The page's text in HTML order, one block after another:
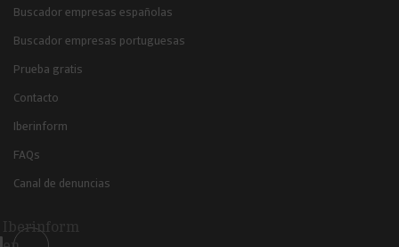
Buscador empresas españolas
Buscador empresas portuguesas
Prueba gratis
Contacto
Iberinform
FAQs
Canal de denuncias
Iberinform